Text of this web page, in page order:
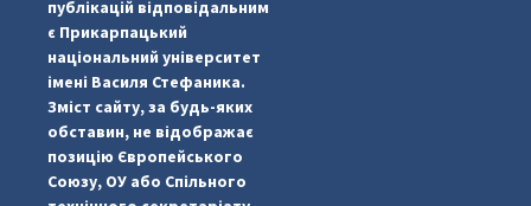
#PipIvanToday
публікацій відповідальним
є Прикарпацький
національний університет
імені Василя Стефаника.
Зміст сайту, за будь-яких
обставин, не відображає
позицію Європейського
Союзу, ОУ або Спільного